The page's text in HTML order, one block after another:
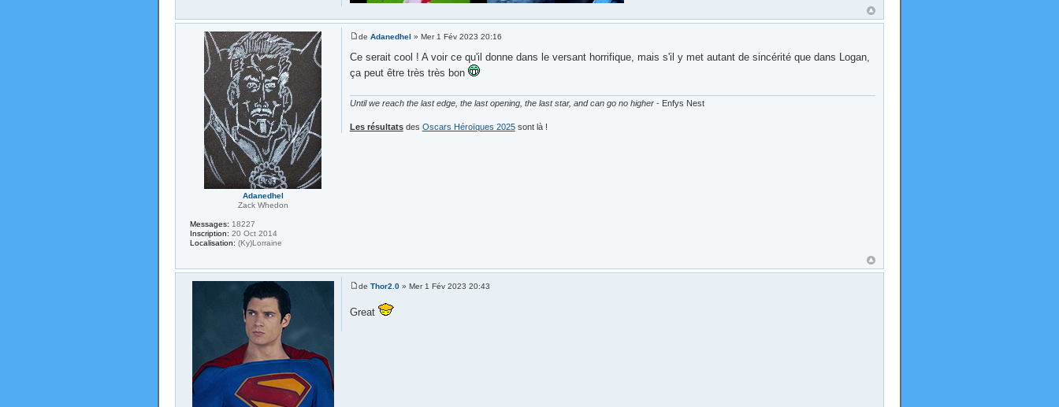
de Adanedhel » Mer 1 Fév 2023 20:16
Ce serait cool ! A voir ce qu'il donne dans le versant horrifique, mais s'il y met autant de sincérité que dans Logan,
ça peut être très très bon
Until we reach the last edge, the last opening, the last star, and can go no higher- Enfys Nest
Les résultatsdes Oscars Héroïques 2025sont là !
Adanedhel
Zack Whedon
Messages: 18227
Inscription: 20 Oct 2014
Localisation: (Ky)Lorraine
de Thor2.0» Mer 1 Fév 2023 20:43
Great